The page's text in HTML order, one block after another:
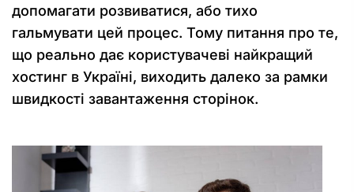
допомагати розвиватися, або тихо
гальмувати цей процес. Тому питання про те,
що реально дає користувачеві найкращий
хостинг в Україні, виходить далеко за рамки
швидкості завантаження сторінок.